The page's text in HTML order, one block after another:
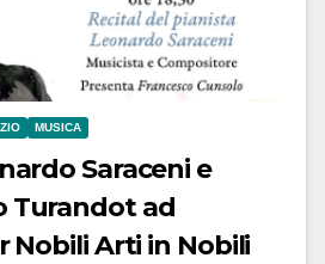
MUSICA
Saraceni e
Turandot ad
Nobili Arti in Nobili